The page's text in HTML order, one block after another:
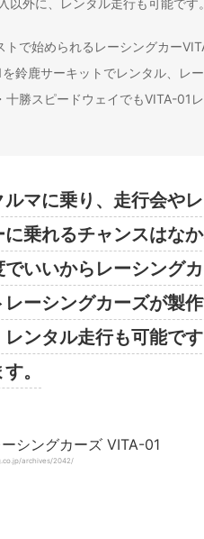
以外に、レンタル走行も可能で
トで始められるレーシングカー
鈴鹿サーキットでレンタル、レ
十勝スピードウェイでもVITA-01
マに乗り、走行会や
に乗れるチャンスはな
いいからレーシング
レーシングカーズが製
レンタル走行も可能で
。
archives/2042/